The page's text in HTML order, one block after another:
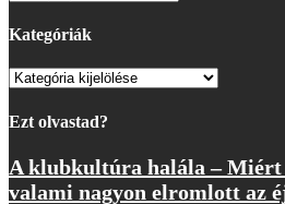
Kategóriák
Kategóriák
Ezt olvastad?
A klubkultúra halála –
valami nagyon elromlott az